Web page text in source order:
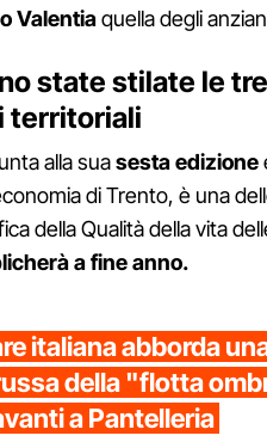
Valentiaquella degli
state stilate le
territoriali
alla suasesta edizione
di Trento, è una
della Qualità della vita
a fine anno.
italiana abborda
della "flotta
a Pantelleria